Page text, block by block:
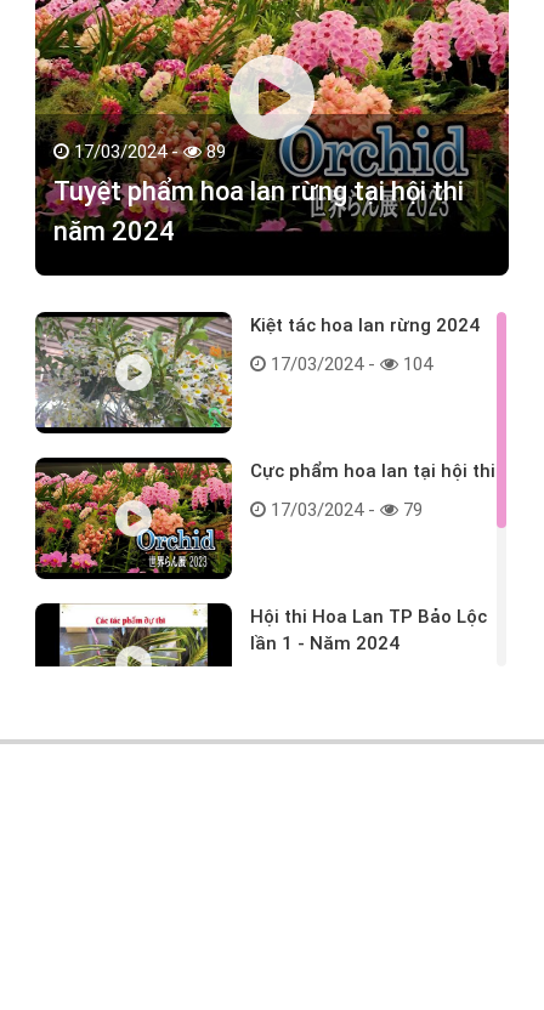
17/03/2024 - 89
Tuyệt phẩm hoa lan rừng tại hội thi
năm 2024
Kiệt tác hoa lan rừng 2024
17/03/2024 -
104
Cực phẩm hoa lan tại hội thi
17/03/2024 -
79
Hội thi Hoa Lan TP Bảo Lộc
lần 1 - Năm 2024